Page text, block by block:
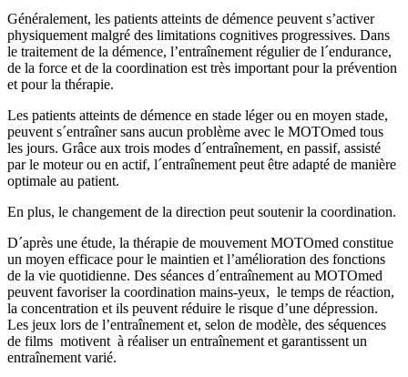
Généralement, les patients atteints de démence peuvent s’activer
physiquement malgré des limitations cognitives progressives. Dans
le traitement de la démence, l’entraînement régulier de l´endurance,
de la force et de la coordination est très important pour la prévention
et pour la thérapie.
Les patients atteints de démence en stade léger ou en moyen stade,
peuvent s´entraîner sans aucun problème avec le MOTOmed tous
les jours. Grâce aux trois modes d´entraînement, en passif, assisté
par le moteur ou en actif, l´entraînement peut être adapté de manière
optimale au patient.
En plus, le changement de la direction peut soutenir la coordination.
D´après une étude, la thérapie de mouvement MOTOmed constitue
un moyen efficace pour le maintien et l’amélioration des fonctions
de la vie quotidienne. Des séances d´entraînement au MOTOmed
peuvent favoriser la coordination mains-yeux, le temps de réaction,
la concentration et ils peuvent réduire le risque d’une dépression.
Les jeux lors de l’entraînement et, selon de modèle, des séquences
de films motivent à réaliser un entraînement et garantissent un
entraînement varié.